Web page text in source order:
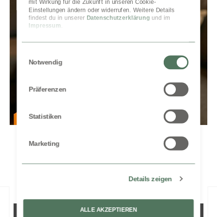
mit Wirkung für die Zukunft in unseren Cookie-
Einstellungen ändern oder widerrufen. Weitere Details
findest du in unserer Datenschutzerklärung
Impressum
Notwendig
Präferenzen
Statistiken
Marketing
Details zeigen
ALLE AKZEPTIEREN
Zufriedene Kunden kauften
Bewertung von 5 von 5 Sternen Durchschnittliche
Black Amber Duftwachs - Parfüm